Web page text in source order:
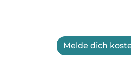
Melde dich